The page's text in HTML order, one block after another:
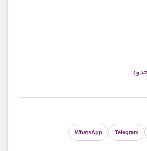
حدود
Telegram
WhatsApp